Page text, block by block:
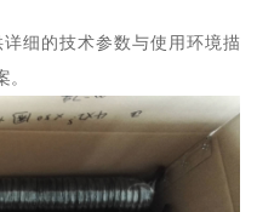
细的技术参数与使用环境描